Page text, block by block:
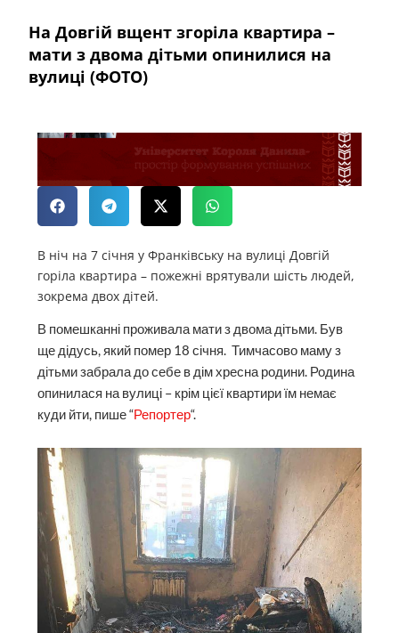
На Довгій вщент згоріла квартира –
мати з двома дітьми опинилися на
вулиці (ФОТО)
В ніч на 7 січня у Франківську на вулиці Довгій
горіла квартира – пожежні врятували шість людей,
зокрема двох дітей.
В помешканні проживала мати з двома дітьми. Був
ще дідусь, який помер 18 січня. Тимчасово маму з
дітьми забрала до себе в дім хресна родини. Родина
опинилася на вулиці – крім цієї квартири їм немає
куди йти, пише “Репортер“.